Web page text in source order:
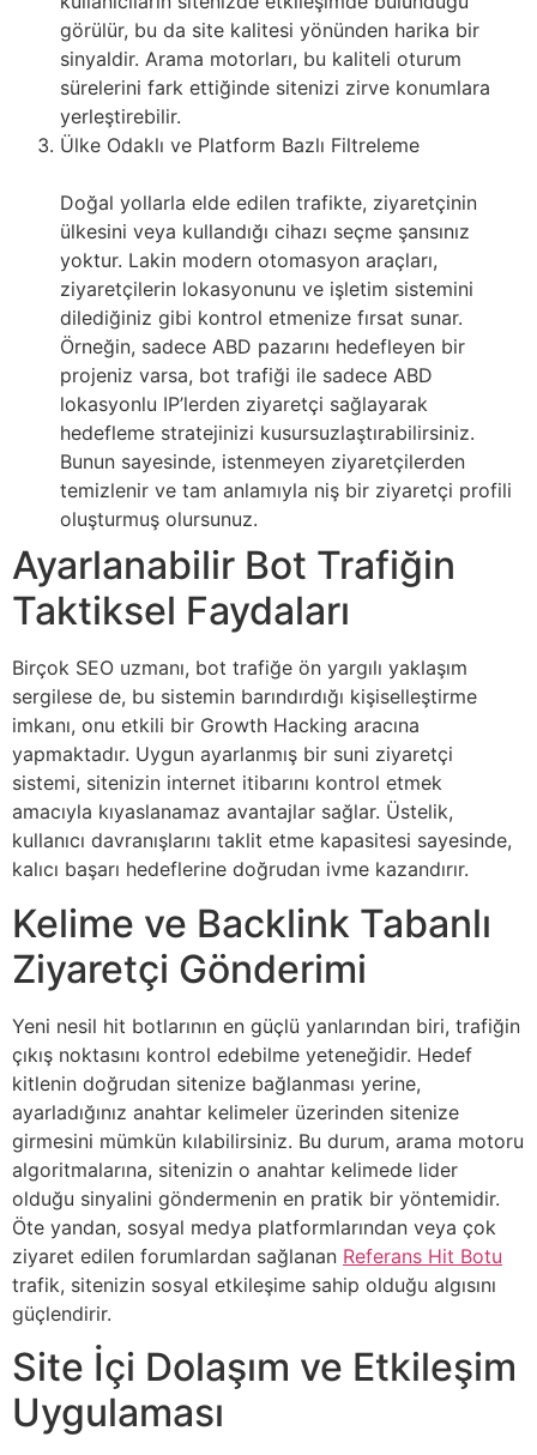
görülür, bu da site kalitesi yönünden harika bir
sinyaldir. Arama motorları, bu kaliteli oturum
sürelerini fark ettiğinde sitenizi zirve konumlara
yerleştirebilir.
Ülke Odaklı ve Platform Bazlı Filtreleme
Doğal yollarla elde edilen trafikte, ziyaretçinin
ülkesini veya kullandığı cihazı seçme şansınız
yoktur. Lakin modern otomasyon araçları,
ziyaretçilerin lokasyonunu ve işletim sistemini
dilediğiniz gibi kontrol etmenize fırsat sunar.
Örneğin, sadece ABD pazarını hedefleyen bir
projeniz varsa, bot trafiği ile sadece ABD
lokasyonlu IP’lerden ziyaretçi sağlayarak
hedefleme stratejinizi kusursuzlaştırabilirsiniz.
Bunun sayesinde, istenmeyen ziyaretçilerden
temizlenir ve tam anlamıyla niş bir ziyaretçi profili
oluşturmuş olursunuz.
Ayarlanabilir Bot Trafiğin
Taktiksel Faydaları
Birçok SEO uzmanı, bot trafiğe ön yargılı yaklaşım
sergilese de, bu sistemin barındırdığı kişiselleştirme
imkanı, onu etkili bir Growth Hacking aracına
yapmaktadır. Uygun ayarlanmış bir suni ziyaretçi
sistemi, sitenizin internet itibarını kontrol etmek
amacıyla kıyaslanamaz avantajlar sağlar. Üstelik,
kullanıcı davranışlarını taklit etme kapasitesi sayesinde,
kalıcı başarı hedeflerine doğrudan ivme kazandırır.
Kelime ve Backlink Tabanlı
Ziyaretçi Gönderimi
Yeni nesil hit botlarının en güçlü yanlarından biri, trafiğin
çıkış noktasını kontrol edebilme yeteneğidir. Hedef
kitlenin doğrudan sitenize bağlanması yerine,
ayarladığınız anahtar kelimeler üzerinden sitenize
girmesini mümkün kılabilirsiniz. Bu durum, arama motoru
algoritmalarına, sitenizin o anahtar kelimede lider
olduğu sinyalini göndermenin en pratik bir yöntemidir.
Öte yandan, sosyal medya platformlarından veya çok
ziyaret edilen forumlardan sağlanan Referans Hit Botu
trafik, sitenizin sosyal etkileşime sahip olduğu algısını
güçlendirir.
Site İçi Dolaşım ve Etkileşim
Uygulaması